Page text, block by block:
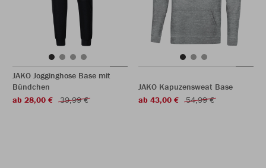
JAKO Jogginghose Base mit
Bündchen
ab 28,00 €
39,99 €
JAKO Kapuzensweat Base
ab 43,00 €
54,99 €